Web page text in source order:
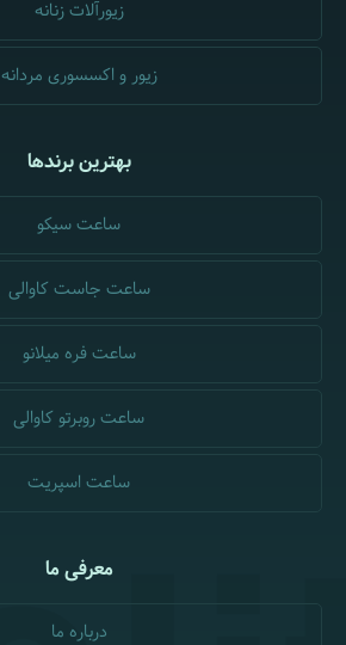
زیورآلات زنانه
زیور و اکسسوری مردانه
بهترین برندها
ساعت سیکو
ساعت جاست کاوالی
ساعت فره میلانو
ساعت روبرتو کاوالی
ساعت اسپریت
معرفی ما
درباره ما